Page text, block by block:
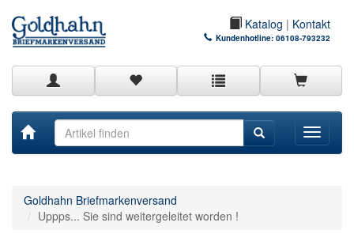
Katalog | Kontakt
Kundenhotline: 06108-793232
Toggle
Goldhahn Briefmarkenversand
Uppps... Sie sind weitergeleitet worden !